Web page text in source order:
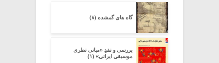
گاه های گمشده (۸)
بررسی و نقدِ «مبانی نظری
موسیقی ایرانی» (۱)